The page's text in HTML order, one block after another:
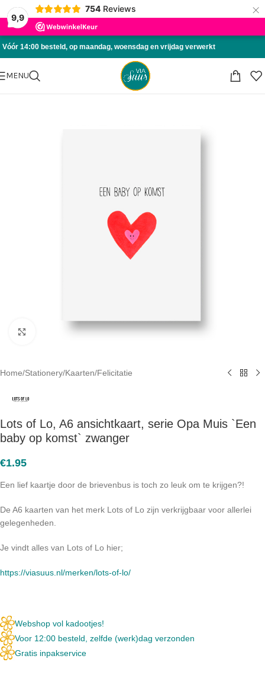
9,9
754 Reviews ×
Skip to navigation
Skip to main content
Vóór 14:00 besteld, op maandag, woensdag en vrijdag verwerkt
MENU
Click to enlarge
Home/Stationery/Kaarten/Felicitatie
Lots of Lo, A6 ansichtkaart, serie Opa Muis `Een
baby op komst` zwanger
€1.95
Een lief kaartje door de brievenbus is toch zo leuk om te krijgen?!
De A6 kaarten van het merk Lots of Lo zijn verkrijgbaar voor allerlei
gelegenheden.
Je vindt alles van Lots of Lo hier;
https://viasuus.nl/merken/lots-of-lo/
Webshop vol kadootjes!
Voor 12:00 besteld, zelfde (werk)dag verzonden
Gratis inpakservice